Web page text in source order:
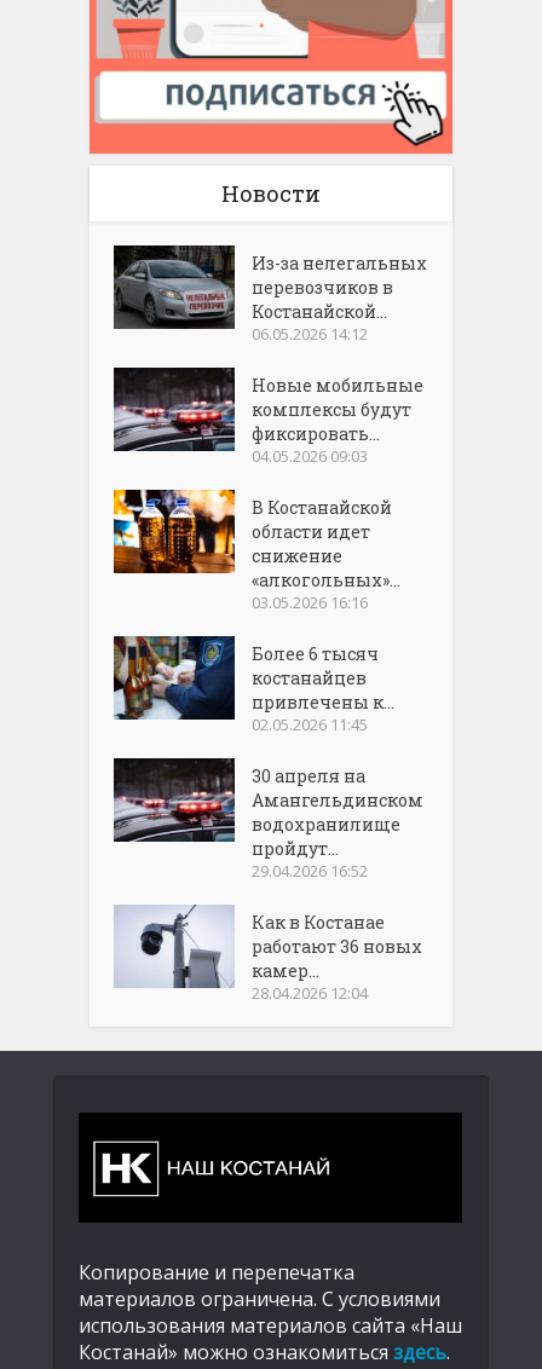
Новости
Из-за нелегальных
перевозчиков в
Костанайской...
06.05.2026 14:12
Новые мобильные
комплексы будут
фиксировать...
04.05.2026 09:03
В Костанайской
области идет
снижение
«алкогольных»...
03.05.2026 16:16
Более 6 тысяч
костанайцев
привлечены к...
02.05.2026 11:45
30 апреля на
Амангельдинском
водохранилище
пройдут...
29.04.2026 16:52
Как в Костанае
работают 36 новых
камер...
28.04.2026 12:04
Копирование и перепечатка
материалов ограничена. С условиями
использования материалов сайта «Наш
Костанай» можно ознакомиться здесь.